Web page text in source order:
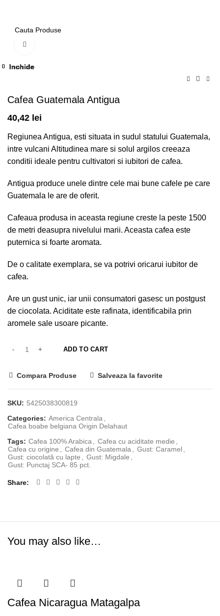
Cafea Guatemala Antigua
40,42 lei
Regiunea Antigua, esti situata in sudul statului Guatemala,
intre vulcani Altitudinea mare si solul argilos creeaza
conditii ideale pentru cultivatori si iubitori de cafea.
Antigua produce unele dintre cele mai bune cafele pe care
Guatemala le are de oferit.
Cafeaua produsa in aceasta regiune creste la peste 1500
de metri deasupra nivelului marii. Aceasta cafea este
puternica si foarte aromata.
De o calitate exemplara, se va potrivi oricarui iubitor de
cafea.
Are un gust unic, iar unii consumatori gasesc un postgust
de ciocolata. Aciditate este rafinata, identificabila prin
aromele sale usoare picante.
ADD TO CART
Compara Produse Salveaza la favorite
SKU: 5425038300819
Categories: America Centrala
Cafea boabe belgiana Origin Delahaut
Tags: Cafea 100% Arabica Cafea cu aciditate medie
Cafea cu origine
Cafea din Guatemala Gust: Caramel
Gust: ciocolată cu lapte
Gust: Migdale
Gust: Punctaj SCA- 85 pct.
Share
You may also like…
Inchide
Cafea Nicaragua Matagalpa
Inchide
Inchide
Inchide
Inchide
Inchide
Inchide
Inchide
Inchide
Inchide
Inchide
Inchide